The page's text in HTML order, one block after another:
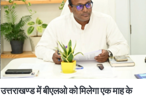
उत्तराखण्ड में बीएलओ को मिलेगा एक माह के